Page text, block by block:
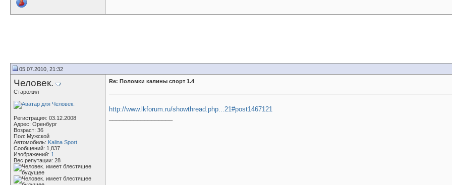
05.07.2010, 21:32
Человек.
Старожил
Регистрация: 03.12.2008
Адрес: Оренбург
Возраст: 36
Пол: Мужской
Автомобиль: Kalina Sport
Сообщений: 1,837
Изображений: 1
Вес репутации: 28
Re: Поломки калины спорт 1.4
http://www.lkforum.ru/showthread.php...21#post1467121